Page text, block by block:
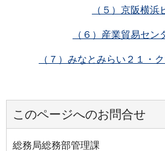
（５）京阪横浜
（６）産業貿易セン
（７）みなとみらい２１・
このページへのお問合せ
総務局総務部管理課